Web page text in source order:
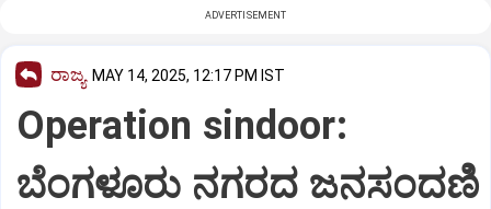
ADVERTISEMENT
ರಾಜ್ಯ MAY 14, 2025, 12:17 PM IST
Operation sindoor:
ಬೆಂಗಳೂರು ನಗರದ ಜನಸಂದಣಿ